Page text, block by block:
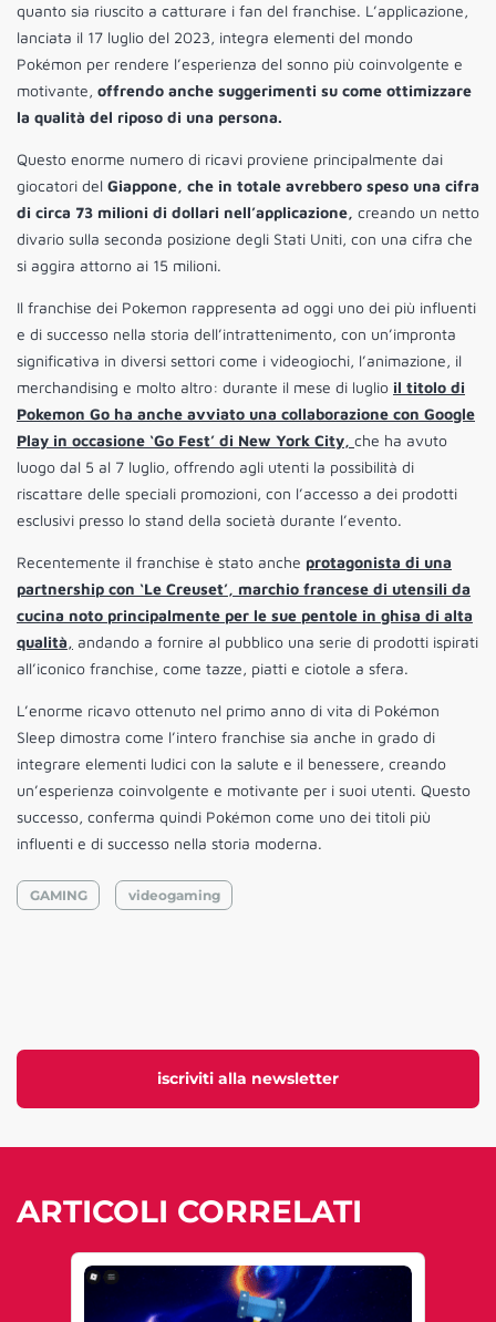
iscriviti alla newsletter
quanto sia riuscito a catturare i fan del franchise. L’applicazione,
lanciata il 17 luglio del 2023, integra elementi del mondo
Pokémon per rendere l’esperienza del sonno più coinvolgente e
motivante, offrendo anche suggerimenti su come ottimizzare
la qualità del riposo di una persona.
Questo enorme numero di ricavi proviene principalmente dai
giocatori del Giappone, che in totale avrebbero speso una cifra
di circa 73 milioni di dollari nell’applicazione, creando un netto
divario sulla seconda posizione degli Stati Uniti, con una cifra che
si aggira attorno ai 15 milioni.
Il franchise dei Pokemon rappresenta ad oggi uno dei più influenti
e di successo nella storia dell’intrattenimento, con un’impronta
significativa in diversi settori come i videogiochi, l’animazione, il
merchandising e molto altro: durante il mese di luglio il titolo di
Pokemon Go ha anche avviato una collaborazione con Google
Play in occasione ‘Go Fest’ di New York City, che ha avuto
luogo dal 5 al 7 luglio, offrendo agli utenti la possibilità di
riscattare delle speciali promozioni, con l’accesso a dei prodotti
esclusivi presso lo stand della società durante l’evento.
Recentemente il franchise è stato anche protagonista di una
partnership con ‘Le Creuset’, marchio francese di utensili da
cucina noto principalmente per le sue pentole in ghisa di alta
qualità, andando a fornire al pubblico una serie di prodotti ispirati
all’iconico franchise, come tazze, piatti e ciotole a sfera.
L’enorme ricavo ottenuto nel primo anno di vita di Pokémon
Sleep dimostra come l’intero franchise sia anche in grado di
integrare elementi ludici con la salute e il benessere, creando
un’esperienza coinvolgente e motivante per i suoi utenti. Questo
successo, conferma quindi Pokémon come uno dei titoli più
influenti e di successo nella storia moderna.
GAMING videogaming
ARTICOLI CORRELATI